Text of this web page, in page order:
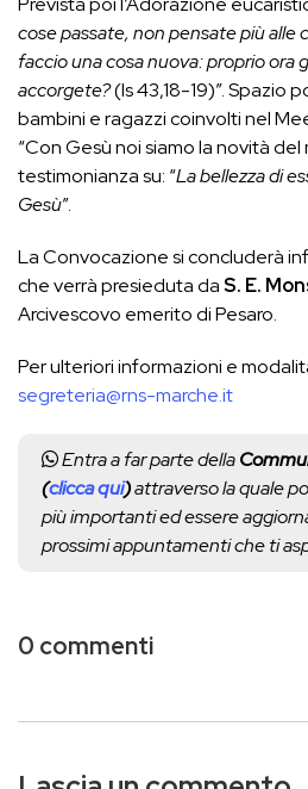
cose passate, non pensate più alle
faccio una cosa nuova: proprioora
accorgete?(Is 43,18-19)”. Spazio
bambini e ragazzi coinvolti nel
“Con Gesù noi siamo la novità del
testimonianza su: “La bellezza di
Gesù”.
La Convocazione si concluderà
che verrà presieduta daS. E.
Arcivescovo emerito di Pesaro.
Per ulteriori informazioni e
segreteria@rns-marche.it
Entra a far parte della
(clicca qui)attraverso la quale
più importanti ed essere
prossimi appuntamenti che ti
0 commenti